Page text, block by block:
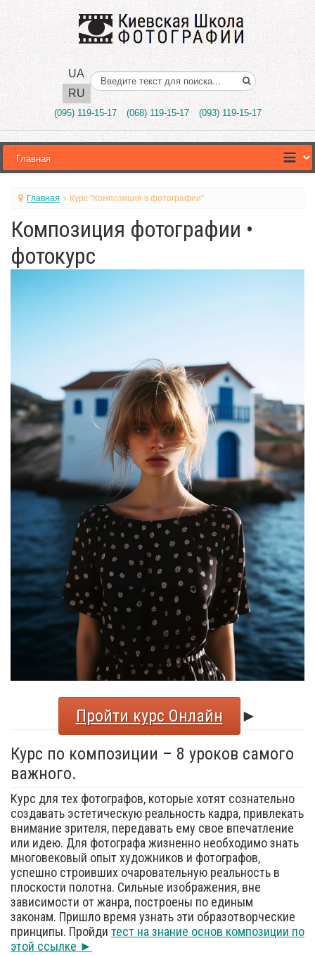
UA
RU
Поиск..
(095) 119-15-17 (068) 119-15-17 (093) 119-15-17
Главная Курс "Композиция в фотографии"
Композиция фотографии •
фотокурс
Пройти курс Онлайн
►
Курс по композиции – 8 уроков самого
важного.
Курс для тех фотографов, которые хотят сознательно
создавать эстетическую реальность кадра, привлекать
внимание зрителя, передавать ему свое впечатление
или идею. Для фотографа жизненно необходимо знать
многовековый опыт художников и фотографов,
успешно строивших очаровательную реальность в
плоскости полотна. Сильные изображения, вне
зависимости от жанра, построены по единым
законам. Пришло время узнать эти образотворческие
принципы. Пройди тест на знание основ композиции по
этой ссылке ►